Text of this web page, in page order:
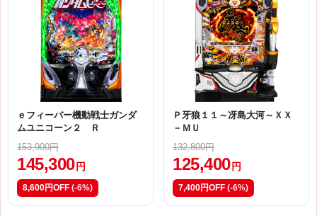
ｅフィーバー機動戦士ガンダ
ムユニコーン２ Ｒ
153,900円
145,300 円
8,600円OFF (-6%)
Ｐ牙狼１１～冴島大河～ＸＸ
－ＭＵ
132,800円
125,400 円
7,400円OFF (-6%)